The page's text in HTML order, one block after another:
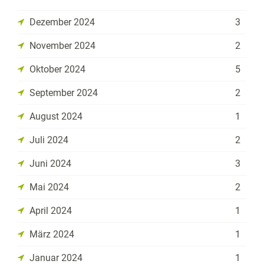
Dezember 2024 3
November 2024 2
Oktober 2024 5
September 2024 2
August 2024 1
Juli 2024 2
Juni 2024 3
Mai 2024 2
April 2024 1
März 2024 1
Januar 2024 1